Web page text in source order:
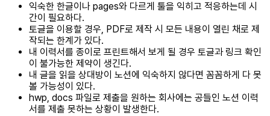
익숙한 한글이나 pages와 다르게 툴을 익히고 적응하는데 시
간이 필요하다.
토글을 이용할 경우, PDF로 제작 시 모든 내용이 열린 채로 제
작되는 한계가 있다.
내 이력서를 종이로 프린트해서 보게 될 경우 토글과 링크 확인
이 불가능한 제약이 생긴다.
내 글을 읽을 상대방이 노션에 익숙하지 않다면 꼼꼼하게 다 못
볼 가능성이 있다.
hwp, docs 파일로 제출을 원하는 회사에는 공들인 노션 이력
서를 제출 못하는 상황이 발생한다.